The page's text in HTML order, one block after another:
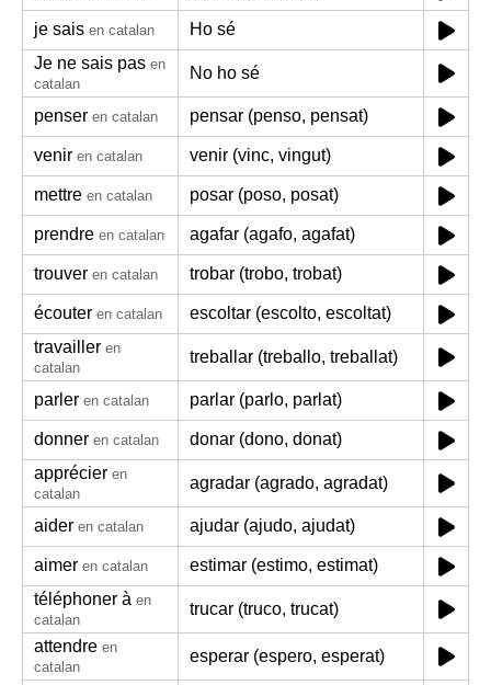
je sais en catalan
Ho sé
Je ne sais pas en
catalan
No ho sé
penser en catalan pensar (penso, pensat)
venir en catalan venir (vinc, vingut)
mettre en catalan posar (poso, posat)
prendre en catalan agafar (agafo, agafat)
trouver en catalan trobar (trobo, trobat)
écouter en catalan
escoltar (escolto, escoltat)
travailler en
catalan
treballar (treballo, treballat)
parler en catalan parlar (parlo, parlat)
donner en catalan
donar (dono, donat)
apprécier en
catalan
agradar (agrado, agradat)
aider en catalan ajudar (ajudo, ajudat)
aimer en catalan
estimar (estimo, estimat)
téléphoner à en
catalan
trucar (truco, trucat)
attendre en
catalan
esperar (espero, esperat)